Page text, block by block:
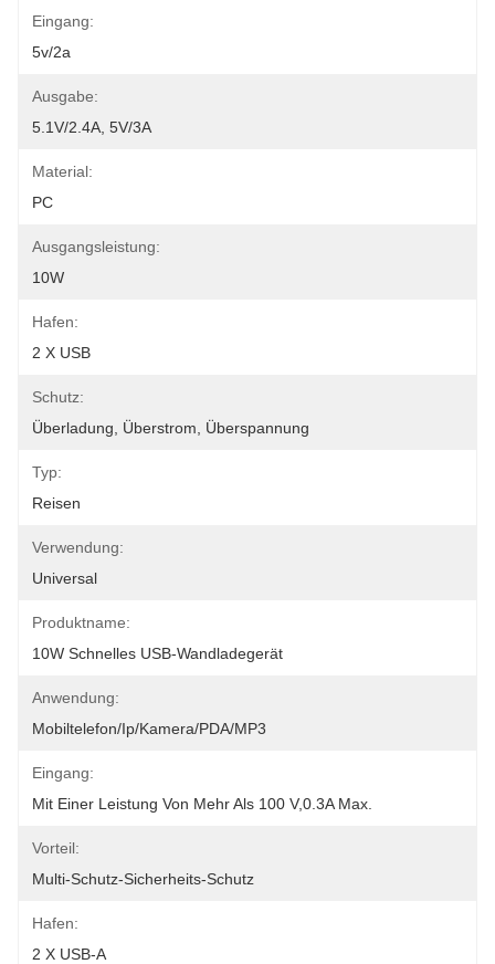
Eingang:
5v/2a
Ausgabe:
5.1V/2.4A, 5V/3A
Material:
PC
Ausgangsleistung:
10W
Hafen:
2 X USB
Schutz:
Überladung, Überstrom, Überspannung
Typ:
Reisen
Verwendung:
Universal
Produktname:
10W Schnelles USB-Wandladegerät
Anwendung:
Mobiltelefon/Ip/Kamera/PDA/MP3
Eingang:
Mit Einer Leistung Von Mehr Als 100 V,0.3A Max.
Vorteil:
Multi-Schutz-Sicherheits-Schutz
Hafen:
2 X USB-A